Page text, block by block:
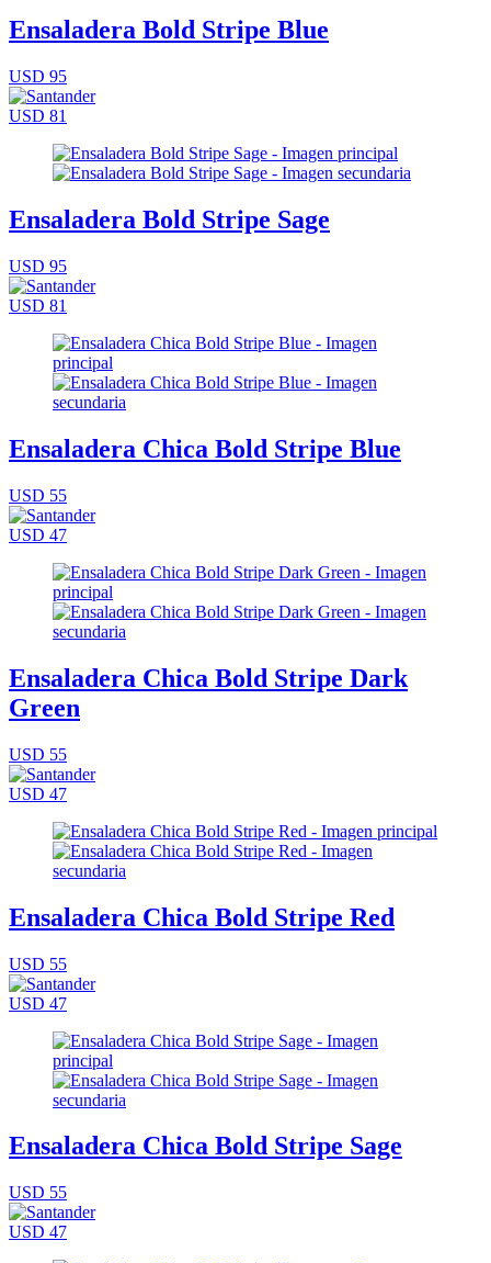
Ensaladera Bold Stripe Blue
USD 95
USD 81
Ensaladera Bold Stripe Sage
USD 95
USD 81
Ensaladera Chica Bold Stripe Blue
USD 55
USD 47
Ensaladera Chica Bold Stripe Dark
Green
USD 55
USD 47
Ensaladera Chica Bold Stripe Red
USD 55
USD 47
Ensaladera Chica Bold Stripe Sage
USD 55
USD 47